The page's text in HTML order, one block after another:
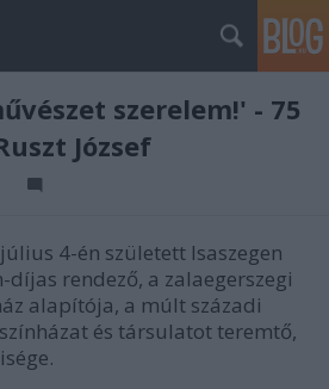
szerelem!' - 75
József
4-én született Isaszegen
díjas rendező, a zalaegerszegi
alapítója, a múlt századi
és társulatot teremtő,